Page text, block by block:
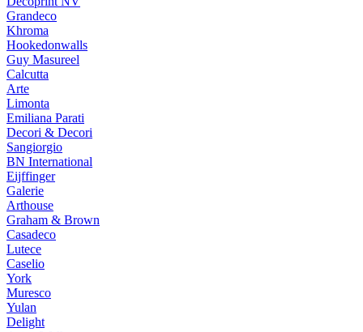
Grandeco
Khroma
Hookedonwalls
Guy Masureel
Calcutta
Arte
Limonta
Emiliana Parati
Decori & Decori
Sangiorgio
BN International
Eijffinger
Galerie
Arthouse
Graham & Brown
Casadeco
Lutece
Caselio
York
Muresco
Yulan
Delight